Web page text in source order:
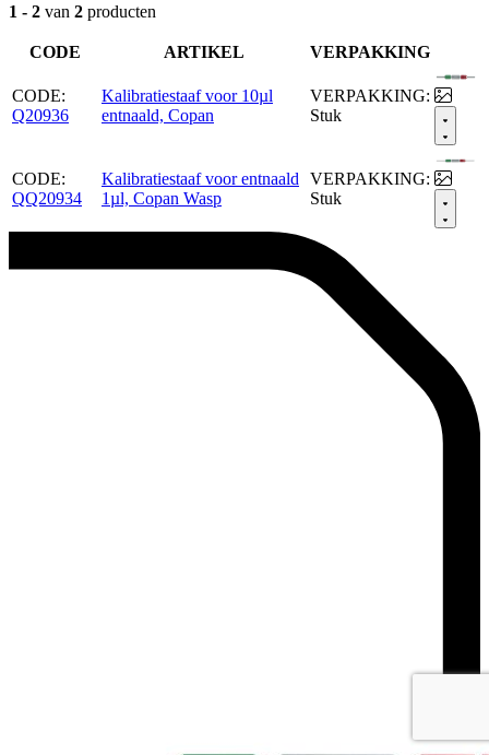
1 - 2 van 2 producten
CODE ARTIKEL VERPAKKING
CODE:
Q20936
Kalibratiestaaf voor 10µl
entnaald, Copan
VERPAKKING:
Stuk
CODE:
QQ20934
Kalibratiestaaf voor entnaald
1µl, Copan Wasp
VERPAKKING:
Stuk